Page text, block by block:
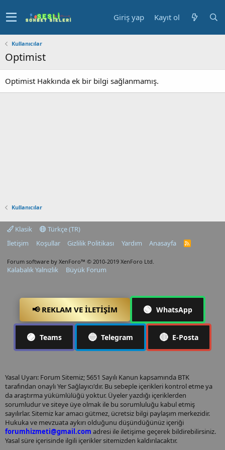
Giriş yap Kayıt ol
Kullanıcılar
Optimist
Optimist Hakkında ek bir bilgi sağlanmamış.
Kullanıcılar
Klasik
Türkçe (TR)
İletişim
Koşullar Gizlilik Politikası Yardım Anasayfa
R
Forum software by XenForo™ © 2010-2019 XenForo Ltd.
Kalabalık Yalnızlık Büyük Forum
📢 REKLAM VE İLETIŞIM 🟢 WhatsApp
🟣 Teams 🔵 Telegram 🔴 E-Posta
Yasal Uyarı: Forum Sitemiz; 5651 Sayılı Kanun kapsamında BTK
tarafından onaylı Yer Sağlayıcı'dır. Bu sebeple içerikleri kontrol etme ya
da araştırma yükümlülüğü yoktur. Üyeler yazdığı içeriklerden
sorumludur ve siteye üye olmak ile bu sorumluluğu kabul etmiş
sayılırlar. Sitemiz kar amacı gütmez, ücretsiz bilgi paylaşım merkezidir.
Hukuka ve mevzuata aykırı olduğunu düşündüğünüz içeriği
forumhizmeti@gmail.com adresi ile iletişime geçerek bildirebilirsiniz.
Yasal süre içerisinde ilgili içerikler sitemizden kaldırılacaktır.